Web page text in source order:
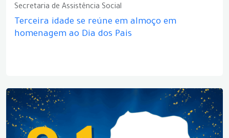
Secretaria de Assistência Social
Terceira idade se reúne em almoço em
homenagem ao Dia dos Pais